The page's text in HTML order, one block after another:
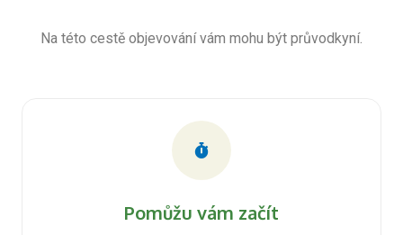
Na této cestě objevování vám mohu být průvodkyní.
Pomůžu vám začít